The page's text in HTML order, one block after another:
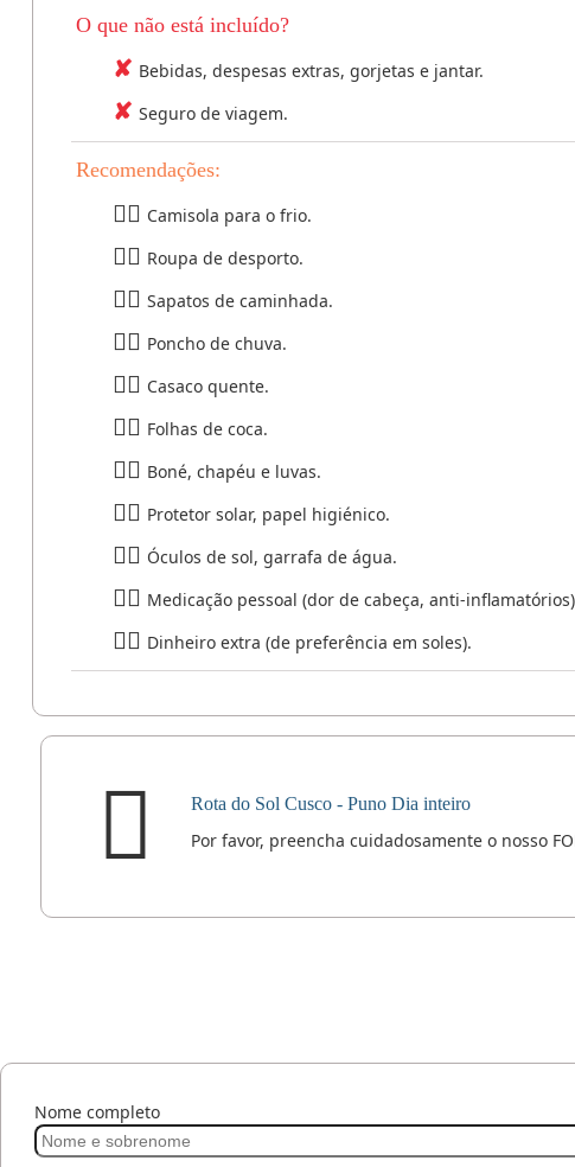
O que não está incluído?
Bebidas, despesas extras, gorjetas e jantar.
Seguro de viagem.
Recomendações:
Camisola para o frio.
Roupa de desporto.
Sapatos de caminhada.
Poncho de chuva.
Casaco quente.
Folhas de coca.
Boné, chapéu e luvas.
Protetor solar, papel higiénico.
Óculos de sol, garrafa de água.
Medicação pessoal (dor de cabeça, anti-
Dinheiro extra (de preferência em soles).
Rota do Sol Cusco - Puno Dia inteiro
Por favor, preencha cuidadosamente o nosso
Nome completo